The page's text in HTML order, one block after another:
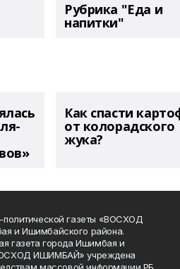
Рубрика "Еда и
напитки"
Как спасти
от колорадского
жука?
газеты «ВОСХОД
и Ишимбайского района.
газета города Ишимбая и
ИШИМБАЙ» учреждена